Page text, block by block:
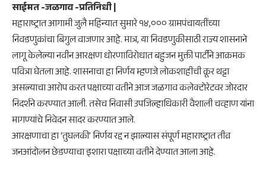
साईमत -जळगाव -प्रतिनिधी |
​महाराष्ट्रात आगामी जुलै महिन्यात सुमारे १४,००० ग्रामपंचायतींच्या
निवडणुकांचा बिगुल वाजणार आहे. मात्र, या निवडणुकीसाठी राज्य शासनाने
लागू केलेल्या नवीन आरक्षण धोरणाविरोधात बहुजन मुक्ती पार्टीने आक्रमक
पवित्रा घेतला आहे. शासनाचा हा निर्णय म्हणजे लोकशाहीची क्रूर थट्टा
असल्याचा आरोप करत पक्षाच्या वतीने आज जळगाव कलेक्टोरेटवर जोरदार
निदर्शने करण्यात आली. तसेच निवासी उपजिल्हाधिकारी वैशाली चव्हाण यांना
मागण्यांचे निवेदन सादर करण्यात आले.
​आरक्षणाचा हा ‘तुघलकी’ निर्णय रद्द न झाल्यास संपूर्ण महाराष्ट्रात तीव्र
जनआंदोलन छेडण्याचा इशारा पक्षाच्या वतीने देण्यात आला आहे.